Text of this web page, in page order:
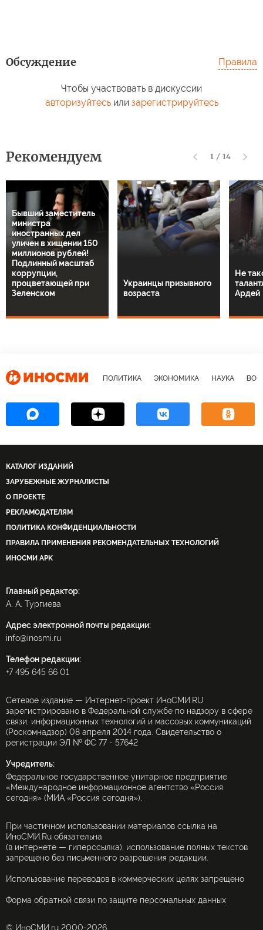
Обсуждение Правила
Чтобы участвовать в дискуссии
авторизуйтесьили зарегистрируйтесь
Рекомендуем 1 / 14
Бывший заместитель
министра
иностранных дел
уличен в хищении 150
миллионов рублей!
Подлинный масштаб
коррупции,
процветающей при
Зеленском
Украинцы призывного
возраста
Не
Ардей
ПОЛИТИКА ЭКОНОМИКА НАУКА
КАТАЛОГ ИЗДАНИЙ
ЗАРУБЕЖНЫЕ ЖУРНАЛИСТЫ
О ПРОЕКТЕ
РЕКЛАМОДАТЕЛЯМ
ПОЛИТИКА КОНФИДЕНЦИАЛЬНОСТИ
ПРАВИЛА ПРИМЕНЕНИЯ РЕКОМЕНДАТЕЛЬНЫХ ТЕХНОЛОГИЙ
ИНОСМИ APK
Главный редактор:
А. А. Тургиева
Адрес электронной почты редакции:
info@inosmi.ru
Телефон редакции:
+7 495 645 66 01
Сетевое издание — Интернет-проект ИноСМИ.RU
зарегистрировано в Федеральной службе по надзору в сфере
связи, информационных технологий и массовых коммуникаций
(Роскомнадзор) 08 апреля 2014 года. Свидетельство о
регистрации ЭЛ № ФС 77 - 57642
Учредитель:
Федеральное государственное унитарное предприятие
«Международное информационное агентство «Россия
сегодня» (МИА «Россия сегодня»).
При частичном использовании материалов ссылка на
ИноСМИ.Ru обязательна
(в интернете — гиперссылка), использование полных текстов
запрещено без письменного разрешения редакции.
Использование переводов в коммерческих целях запрещено
Форма обратной связи по защите персональных данных
© ИноСМИ.ru 2000-2026